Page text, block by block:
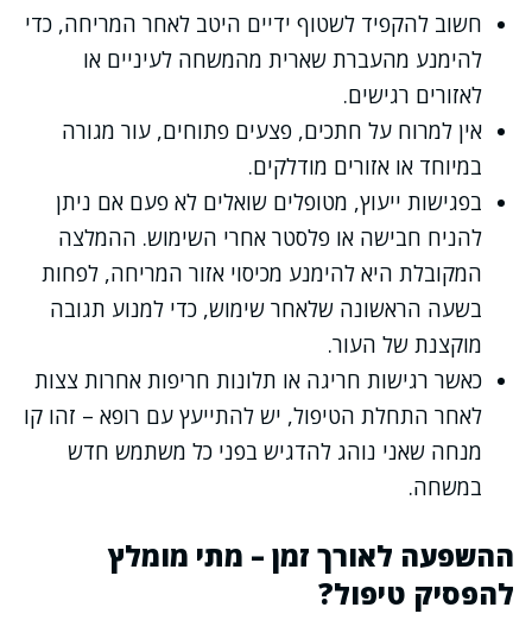
חשוב להקפיד לשטוף ידיים היטב לאחר המריחה, כדי
להימנע מהעברת שארית מהמשחה לעיניים או
לאזורים רגישים.
אין למרוח על חתכים, פצעים פתוחים, עור מגורה
במיוחד או אזורים מודלקים.
בפגישות ייעוץ, מטופלים שואלים לא פעם אם ניתן
להניח חבישה או פלסטר אחרי השימוש. ההמלצה
המקובלת היא להימנע מכיסוי אזור המריחה, לפחות
בשעה הראשונה שלאחר שימוש, כדי למנוע תגובה
מוקצנת של העור.
כאשר רגישות חריגה או תלונות חריפות אחרות צצות
לאחר התחלת הטיפול, יש להתייעץ עם רופא – זהו קו
מנחה שאני נוהג להדגיש בפני כל משתמש חדש
במשחה.
ההשפעה לאורך זמן – מתי מומלץ
להפסיק טיפול?